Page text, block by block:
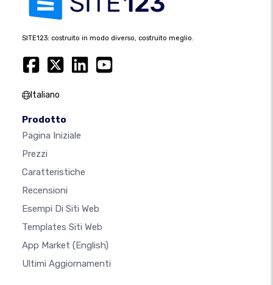
SITE123: costruito in modo diverso, costruito meglio.
Italiano
Prodotto
Pagina Iniziale
Prezzi
Caratteristiche
Recensioni
Esempi Di Siti Web
Templates Siti Web
App Market (English)
Ultimi Aggiornamenti